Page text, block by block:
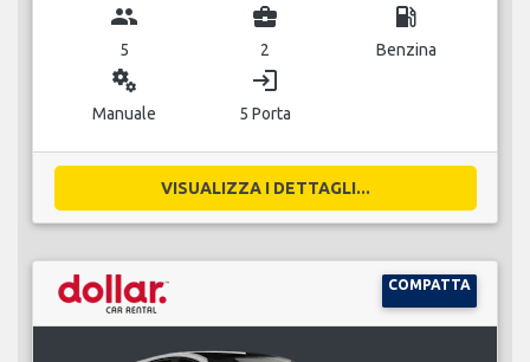
group
5
business_center
2
local_gas_station
Benzina
miscellaneous_services
Manuale
login
5 Porta
VISUALIZZA I DETTAGLI...
COMPATTA